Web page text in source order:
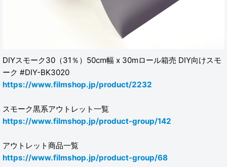
DIYスモーク30（31％）50cm幅 x 30mロール箱売 DIY向けスモ
ーク #DIY-BK3020
https://www.filmshop.jp/product/2232
スモーク黒系アウトレット一覧
https://www.filmshop.jp/product-group/142
アウトレット商品一覧
https://www.filmshop.jp/product-group/68